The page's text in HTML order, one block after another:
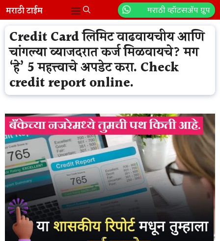
Skip
to
content
मराठी व्हॉटसॲप ग्रुप
Menu
Credit Card लिमिट वाढवायचीय आणि
चांगल्या व्याजदरात कर्ज मिळवायचे? मग
‘हे’ 5 महत्त्वाचे अपडेट करा. Check
credit report online.